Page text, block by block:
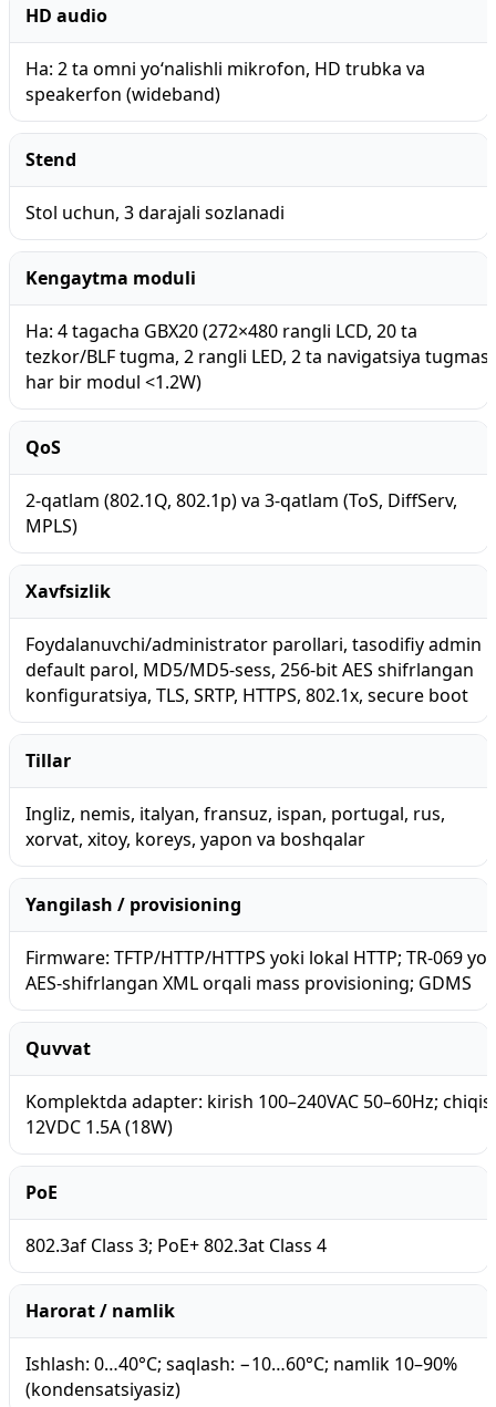
HD audio
Ha: 2 ta omni yo‘nalishli mikrofon, HD trubka va
speakerfon (wideband)
Stend
Stol uchun, 3 darajali sozlanadi
Kengaytma moduli
Ha: 4 tagacha GBX20 (272×480 rangli LCD, 20 ta
tezkor/BLF tugma, 2 rangli LED, 2 ta navigatsiya
har bir modul <1.2W)
QoS
2-qatlam (802.1Q, 802.1p) va 3-qatlam (ToS, DiffServ,
MPLS)
Xavfsizlik
Foydalanuvchi/administrator parollari, tasodifiy admin
default parol, MD5/MD5-sess, 256-bit AES shifrlangan
konfiguratsiya, TLS, SRTP, HTTPS, 802.1x, secure boot
Tillar
Ingliz, nemis, italyan, fransuz, ispan, portugal, rus,
xorvat, xitoy, koreys, yapon va boshqalar
Yangilash / provisioning
Firmware: TFTP/HTTP/HTTPS yoki lokal HTTP; TR-069
AES-shifrlangan XML orqali mass provisioning; GDMS
Quvvat
Komplektda adapter: kirish 100–240VAC 50–60Hz;
12VDC 1.5A (18W)
PoE
802.3af Class 3; PoE+ 802.3at Class 4
Harorat / namlik
Ishlash: 0…40°C; saqlash: −10…60°C; namlik 10–90%
(kondensatsiyasiz)